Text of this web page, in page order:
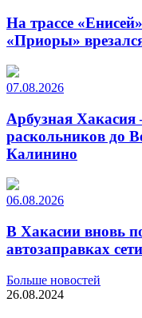
На трассе
«Приоры»
07.08.2026
Арбузная Хакасия
раскольников до
Калинино
06.08.2026
В Хакасии вновь
автозаправках
Больше новостей
26.08.2024